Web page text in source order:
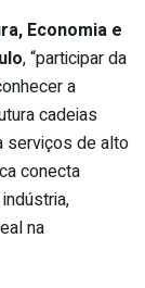
Economia e
, “participar da
a
cadeias
serviços de alto
conecta
na